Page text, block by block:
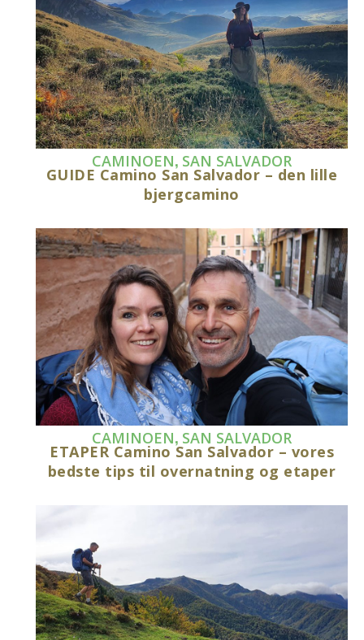
CAMINOEN, SAN SALVADOR
GUIDE Camino San Salvador – den lille
bjergcamino
CAMINOEN, SAN SALVADOR
ETAPER Camino San Salvador – vores
bedste tips til overnatning og etaper